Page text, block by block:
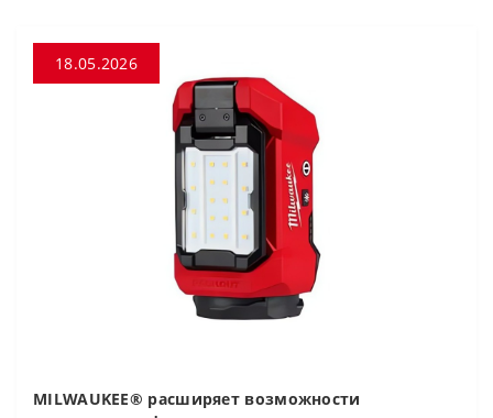
18.05.2026
MILWAUKEE® расширяет возможности